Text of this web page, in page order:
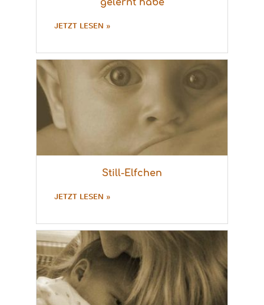
gelernt habe
JETZT LESEN »
Still-Elfchen
JETZT LESEN »